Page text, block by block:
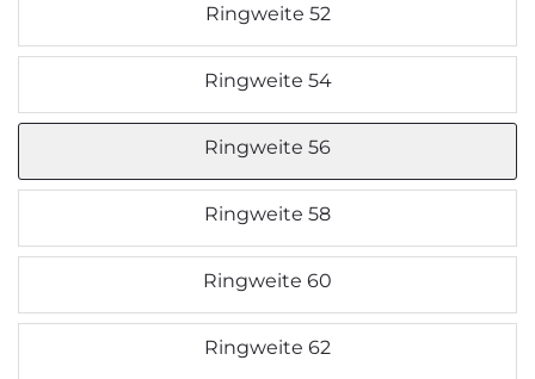
Ringweite 52
Ringweite 54
Ringweite 56
Ringweite 58
Ringweite 60
Ringweite 62